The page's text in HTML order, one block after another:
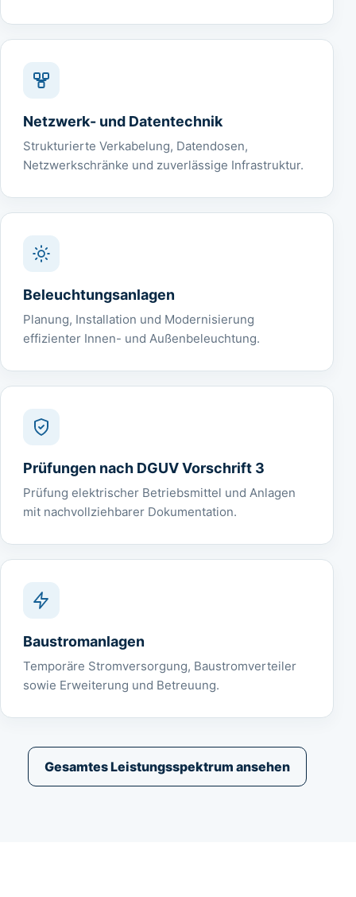
Netzwerk- und Datentechnik
Strukturierte Verkabelung, Datendosen,
Netzwerkschränke und zuverlässige Infrastruktur.
Beleuchtungsanlagen
Planung, Installation und Modernisierung
effizienter Innen- und Außenbeleuchtung.
Prüfungen nach DGUV Vorschrift 3
Prüfung elektrischer Betriebsmittel und Anlagen
mit nachvollziehbarer Dokumentation.
Baustromanlagen
Temporäre Stromversorgung, Baustromverteiler
sowie Erweiterung und Betreuung.
Gesamtes Leistungsspektrum ansehen